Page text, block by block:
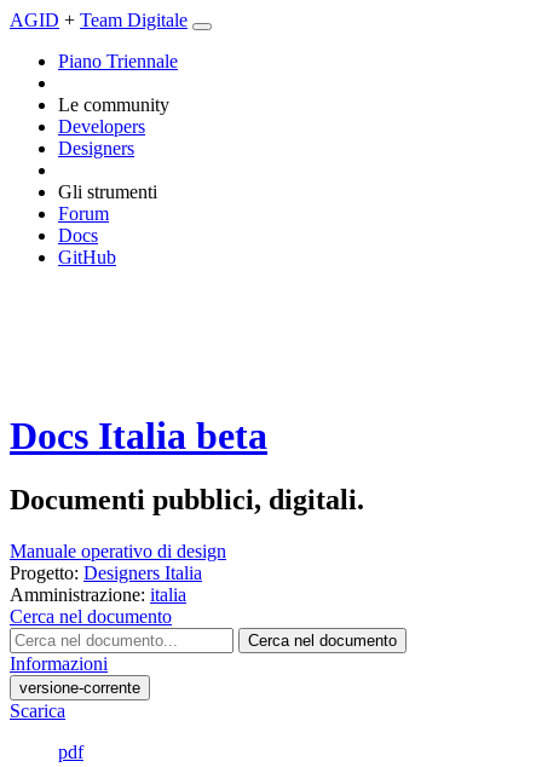
AGID + Team Digitale
Piano Triennale
Le community
Developers
Designers
Gli strumenti
Forum
Docs
GitHub
Docs Italia beta
Documenti pubblici, digitali.
Manuale operativo di design
Progetto: Designers Italia
Amministrazione: italia
Cerca nel documento
Cerca nel documento
Informazioni
versione-corrente
Scarica
pdf